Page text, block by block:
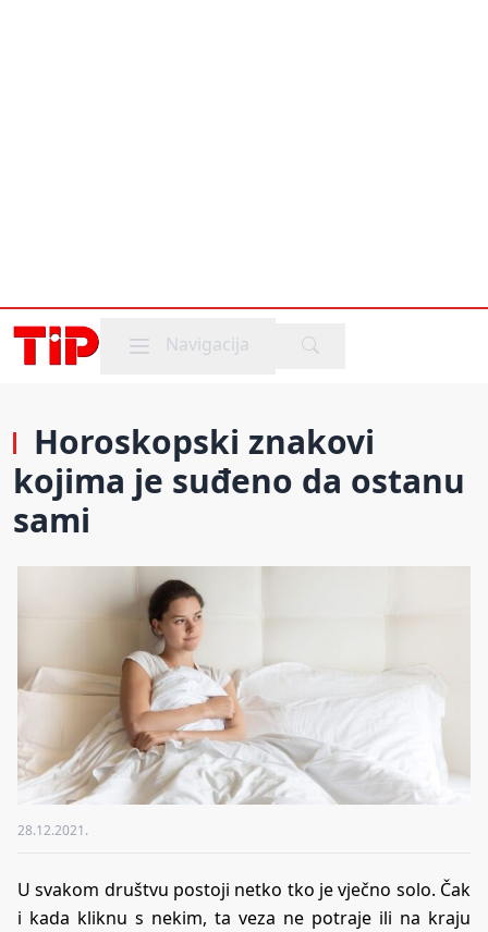
Mobile menu
Navigacija
Horoskopski znakovi
kojima je suđeno da ostanu
sami
28.12.2021.
U svakom društvu postoji netko tko je vječno solo. Čak
i kada kliknu s nekim, ta veza ne potraje ili na kraju